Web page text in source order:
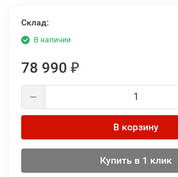
Склад:
В наличии
78 990 ₽
В корзину
Купить в 1 клик